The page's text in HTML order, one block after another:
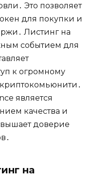
Это позволяет
для покупки и
Листинг на
событием для
к огромному
является
качества и
доверие
на